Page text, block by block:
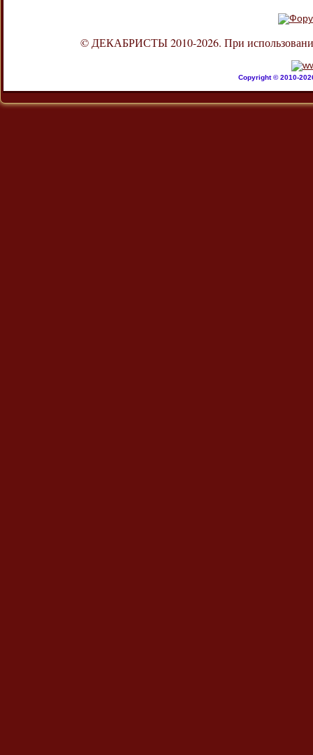
© ДЕКАБРИСТЫ 2010-2026. При использовании
Copyright © 2010-